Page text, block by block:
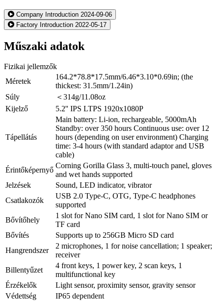
Company Introduction 2024-09-06
Factory Introduction 2022-05-17
Műszaki adatok
Fizikai jellemzők
Méretek
164.2*78.8*17.5mm/6.46*3.10*0.69in; (the
thickest: 31.5mm/1.24in)
Súly
＜314g/11.08oz
Kijelző
5.2'' IPS LTPS 1920x1080P
Tápellátás
Main battery: Li-ion, rechargeable, 5000mAh
Standby: over 350 hours Continuous use: over 12
hours (depending on user environment) Charging
time: 3-4 hours (with standard adaptor and USB
cable)
Érintőképernyő
Corning Gorilla Glass 3, multi-touch panel, gloves
and wet hands supported
Jelzések
Sound, LED indicator, vibrator
Csatlakozók
USB 2.0 Type-C, OTG, Type-C headphones
supported
Bővítőhely
1 slot for Nano SIM card, 1 slot for Nano SIM or
TF card
Bővítés
Supports up to 256GB Micro SD card
Hangrendszer
2 microphones, 1 for noise cancellation; 1 speaker;
receiver
Billentyűzet
4 front keys, 1 power key, 2 scan keys, 1
multifunctional key
Érzékelők
Light sensor, proximity sensor, gravity sensor
Védettség
IP65 dependent